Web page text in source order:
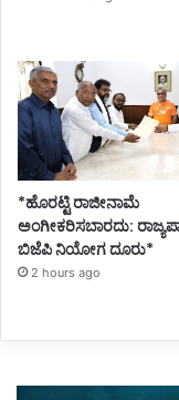
*ಹೊರಟ್ಟಿ ರಾಜೀನಾಮೆ
ಅಂಗೀಕರಿಸಬಾರದು:
ಬಿಜೆಪಿ ನಿಯೋಗ ದೂರು*
2 hours ago